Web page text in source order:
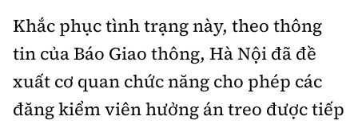
Khắc phục tình trạng này, theo thông
tin của Báo Giao thông, Hà Nội đã đề
xuất cơ quan chức năng cho phép các
đăng kiểm viên hưởng án treo được tiếp